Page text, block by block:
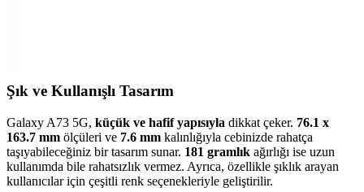
Şık ve Kullanışlı Tasarım
Galaxy A73 5G, küçük ve hafif yapısıyla dikkat çeker. 76.1 x
163.7 mm ölçüleri ve 7.6 mm kalınlığıyla cebinizde rahatça
taşıyabileceğiniz bir tasarım sunar. 181 gramlık ağırlığı ise uzun
kullanımda bile rahatsızlık vermez. Ayrıca, özellikle şıklık arayan
kullanıcılar için çeşitli renk seçenekleriyle geliştirilir.